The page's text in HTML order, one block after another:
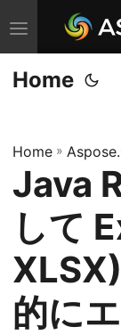
ナ
ビ
ゲ
ョ
切
り
替
え
Home
Home »
Java
して
的に